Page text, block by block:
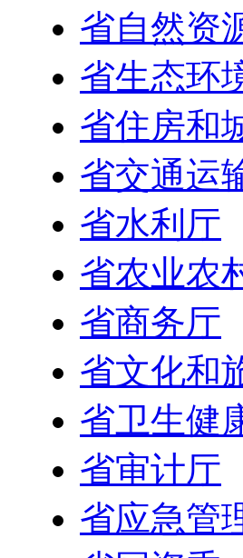
省自然资
省生态环
省住房和
省交通运
省水利厅
省农业农
省商务厅
省文化和
省卫生健
省审计厅
省应急管